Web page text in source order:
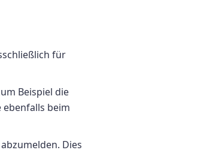
für
Beispiel die
ebenfalls beim
Dies